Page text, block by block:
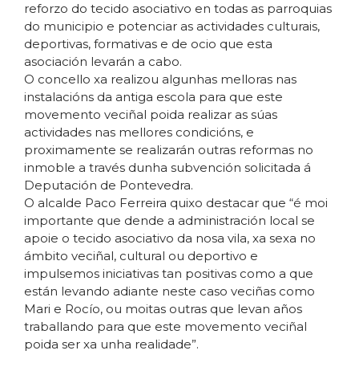
reforzo do tecido asociativo en todas as parroquias
do municipio e potenciar as actividades culturais,
deportivas, formativas e de ocio que esta
asociación levarán a cabo.
O concello xa realizou algunhas melloras nas
instalacións da antiga escola para que este
movemento veciñal poida realizar as súas
actividades nas mellores condicións, e
proximamente se realizarán outras reformas no
inmoble a través dunha subvención solicitada á
Deputación de Pontevedra.
O alcalde Paco Ferreira quixo destacar que “é moi
importante que dende a administración local se
apoie o tecido asociativo da nosa vila, xa sexa no
ámbito veciñal, cultural ou deportivo e
impulsemos iniciativas tan positivas como a que
están levando adiante neste caso veciñas como
Mari e Rocío, ou moitas outras que levan años
traballando para que este movemento veciñal
poida ser xa unha realidade”.